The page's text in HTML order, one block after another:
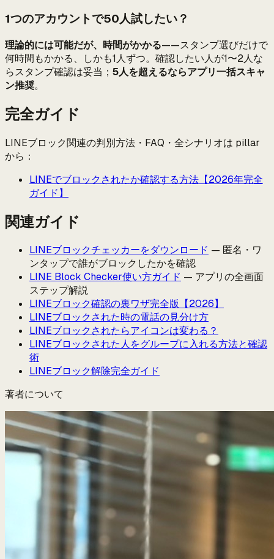
1つのアカウントで50人試したい？
理論的には可能だが、時間がかかる——スタンプ選びだけで
何時間もかかる、しかも1人ずつ。確認したい人が1〜2人な
らスタンプ確認は妥当； 5人を超えるならアプリ一括スキャ
ン推奨。
完全ガイド
LINEブロック関連の判別方法・FAQ・全シナリオは pillar
から：
LINEでブロックされたか確認する方法【2026年完全
ガイド】
関連ガイド
LINEブロックチェッカーをダウンロード — 匿名・ワ
ンタップで誰がブロックしたかを確認
LINE Block Checker使い方ガイド — アプリの全画面
ステップ解説
LINEブロック確認の裏ワザ完全版【2026】
LINEブロックされた時の電話の見分け方
LINEブロックされたらアイコンは変わる？
LINEブロックされた人をグループに入れる方法と確認
術
LINEブロック解除完全ガイド
著者について